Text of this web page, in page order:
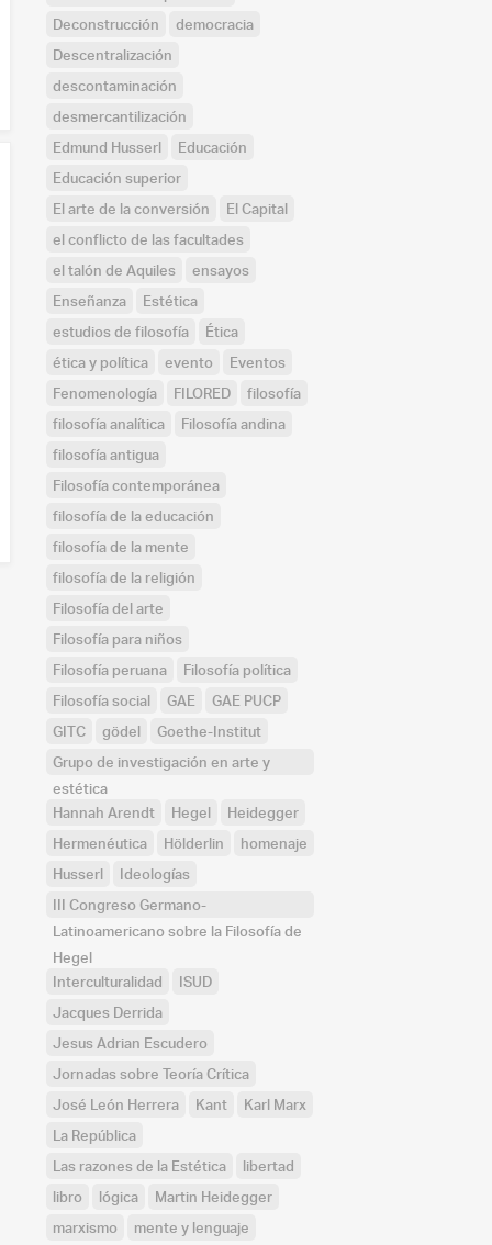
Deconstrucción
democracia
Descentralización
descontaminación
desmercantilización
Edmund Husserl
Educación
Educación superior
El arte de la conversión
El Capital
el conflicto de las facultades
el talón de Aquiles
ensayos
Enseñanza
Estética
estudios de filosofía
Ética
ética y política
evento
Eventos
Fenomenología
FILORED
filosofía
filosofía analítica
Filosofía andina
filosofía antigua
Filosofía contemporánea
filosofía de la educación
filosofía de la mente
filosofía de la religión
Filosofía del arte
Filosofía para niños
Filosofía peruana
Filosofía política
Filosofía social
GAE
GAE PUCP
GITC
gödel
Goethe-Institut
Grupo de investigación en arte y
estética
Hannah Arendt
Hegel
Heidegger
Hermenéutica
Hölderlin
homenaje
Husserl
Ideologías
III Congreso Germano-
Latinoamericano sobre la Filosofía de
Hegel
Interculturalidad
ISUD
Jacques Derrida
Jesus Adrian Escudero
Jornadas sobre Teoría Crítica
José León Herrera
Kant
Karl Marx
La República
Las razones de la Estética
libertad
libro
lógica
Martin Heidegger
marxismo
mente y lenguaje